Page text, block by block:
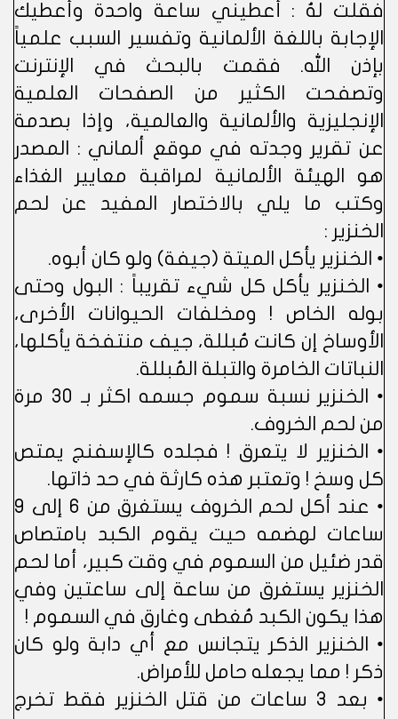
فقلت لهُ : أعطيني ساعة واحدة وأعطيك
الإجابة باللغة الألمانية وتفسير السبب علمياً
بإذن الله. فقمت بالبحث في الإنترنت
وتصفحت الكثير من الصفحات العلمية
الإنجليزية والألمانية والعالمية، وإذا بصدمة
عن تقرير وجدته في موقع ألماني : المصدر
هو الهيئة الألمانية لمراقبة معايير الغذاء
وكتب ما يلي بالاختصار المفيد عن لحم
الخنزير :
• الخنزير يأكل الميتة (جيفة) ولو كان أبوه.
• الخنزير يأكل كل شيء تقريباً : البول وحتى
بوله الخاص ! ومخلفات الحيوانات الأخرى،
الأوساخ إن كانت مُبللة، جيف منتفخة يأكلها،
النباتات الخامرة والتبلة المُبللة.
• الخنزير نسبة سموم جسمه اكثر بـ 30 مرة
من لحم الخروف.
• الخنزير لا يتعرق ! فجلده كالإسفنج يمتص
كل وسخ ! وتعتبر هذه كارثة في حد ذاتها.
• عند أكل لحم الخروف يستغرق من 6 إلى 9
ساعات لهضمه حيت يقوم الكبد بامتصاص
قدر ضئيل من السموم في وقت كبير، أما لحم
الخنزير يستغرق من ساعة إلى ساعتين وفي
هذا يكون الكبد مُغطى وغارق في السموم !
• الخنزير الذكر يتجانس مع أي دابة ولو كان
ذكر ! مما يجعله حامل للأمراض.
• بعد 3 ساعات من قتل الخنزير فقط تخرج